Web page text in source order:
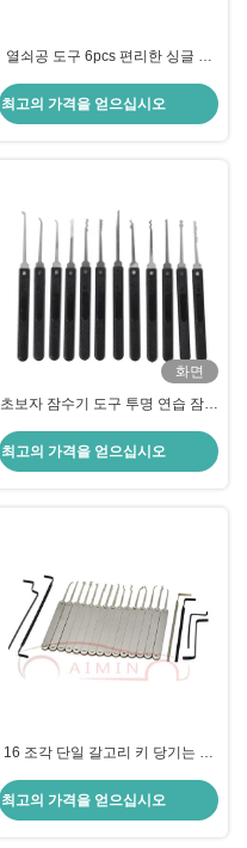
열쇠공 도구 6pcs 편리한 싱글 훅
최고의 가격을 얻으십시오
화면
초보자 잠수기 도구 투명 연습 잠금
수기 도구
최고의 가격을 얻으십시오
16 조각 단일 갈고리 키 당기는 도
해 추천 잠금공
최고의 가격을 얻으십시오